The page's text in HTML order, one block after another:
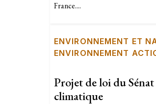
France....
ENVIRONNEMENT ET
ENVIRONNEMENT
Projet de loi du
climatique